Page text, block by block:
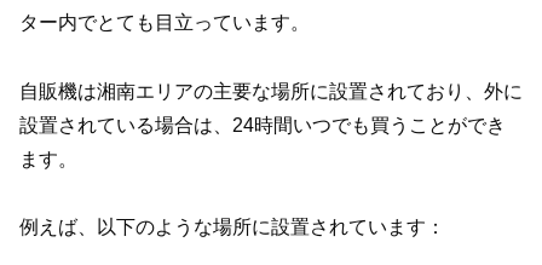
ター内でとても目立っています。
自販機は湘南エリアの主要な場所に設置されており、外に
設置されている場合は、24時間いつでも買うことができ
ます。
例えば、以下のような場所に設置されています：